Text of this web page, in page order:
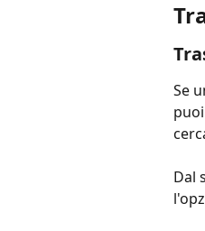
Se
Dal